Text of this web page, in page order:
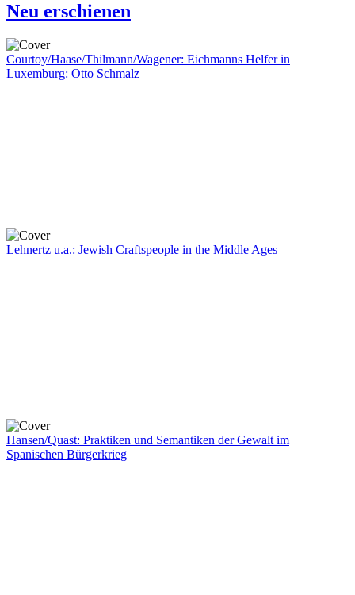
Neu erschienen
Courtoy/Haase/Thilmann/Wagener: Eichmanns Helfer in
Luxemburg: Otto Schmalz
Lehnertz u.a.: Jewish Craftspeople in the Middle Ages
Hansen/Quast: Praktiken und Semantiken der Gewalt im
Spanischen Bürgerkrieg